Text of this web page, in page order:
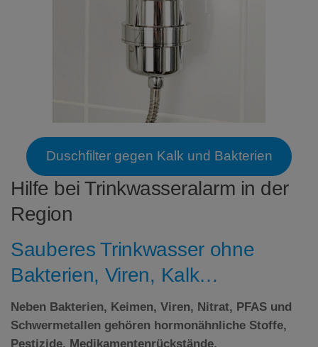
Duschfilter gegen Kalk und Bakterien
Hilfe bei Trinkwasseralarm in der
Region
Sauberes Trinkwasser ohne
Bakterien, Viren, Kalk…
Neben Bakterien, Keimen, Viren, Nitrat, PFAS und
Schwermetallen gehören hormonähnliche Stoffe,
Pestizide, Medikamentenrückstände,